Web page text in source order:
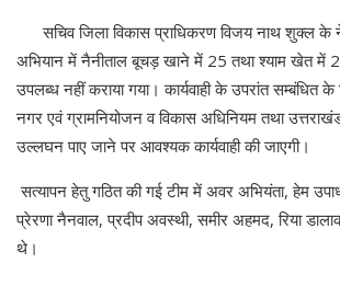
सचिव जिला विकास प्राधिकरण विजय नाथ शुक्ल के
अभियान में नैनीताल बूचड़ खाने में 25 तथा श्याम खेत में
उपलब्ध नहीं कराया गया। कार्यवाही के उपरांत सम्बंधित
नगर एवं ग्रामनियोजन व विकास अधिनियम तथा
उल्लघन पाए जाने पर आवश्यक कार्यवाही की जाएगी।
सत्यापन हेतु गठित की गई टीम में अवर अभियंता, हेम
प्रेरणा नैनवाल, प्रदीप अवस्थी, समीर अहमद, रिया
थे।